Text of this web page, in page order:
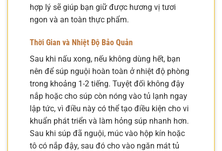
hợp lý sẽ giúp bạn giữ được hương vị tươi
ngon và an toàn thực phẩm.
Thời Gian và Nhiệt Độ Bảo Quản
Sau khi nấu xong, nếu không dùng hết, bạn
nên để súp nguội hoàn toàn ở nhiệt độ phòng
trong khoảng 1-2 tiếng. Tuyệt đối không đậy
nắp hoặc cho súp còn nóng vào tủ lạnh ngay
lập tức, vì điều này có thể tạo điều kiện cho vi
khuẩn phát triển và làm hỏng súp nhanh hơn.
Sau khi súp đã nguội, múc vào hộp kín hoặc
tô có nắp đậy, sau đó cho vào ngăn mát tủ